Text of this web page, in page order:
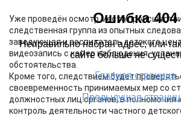
Уже проведён осмотр места
следственная группа из опытных
заведующая и воспитатель детского
видеозапись с камер наблюдения,
обстоятельства.
Кроме того, следствием будет
своевременность принимаемых мер со
должностных лиц органов, в полномочия
контроль деятельности частного